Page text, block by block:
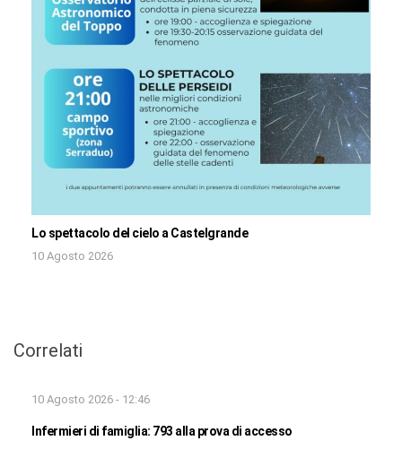
Lo spettacolo del cielo a Castelgrande
10 Agosto 2026
Correlati
10 Agosto 2026 - 12:46
Infermieri di famiglia: 793 alla prova di accesso